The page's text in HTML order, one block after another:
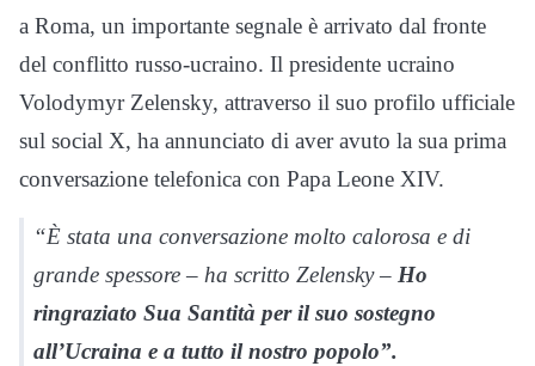
a Roma, un importante segnale è arrivato dal fronte
del conflitto russo-ucraino. Il presidente ucraino
Volodymyr Zelensky, attraverso il suo profilo ufficiale
sul social X, ha annunciato di aver avuto la sua prima
conversazione telefonica con Papa Leone XIV.
“È stata una conversazione molto calorosa e di
grande spessore – ha scritto Zelensky – Ho
ringraziato Sua Santità per il suo sostegno
all’Ucraina e a tutto il nostro popolo”.